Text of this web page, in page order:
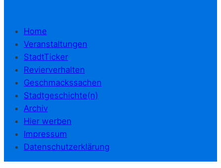
Home
Veranstaltungen
StadtTicker
Revierverhalten
Geschmackssachen
Stadtgeschichte(n)
Archiv
Hier werben
Impressum
Datenschutzerklärung